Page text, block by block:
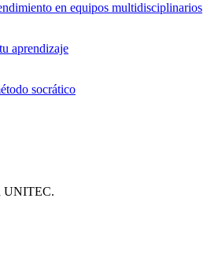
en equipos multidisciplinarios
aprendizaje
socrático
UNITEC.